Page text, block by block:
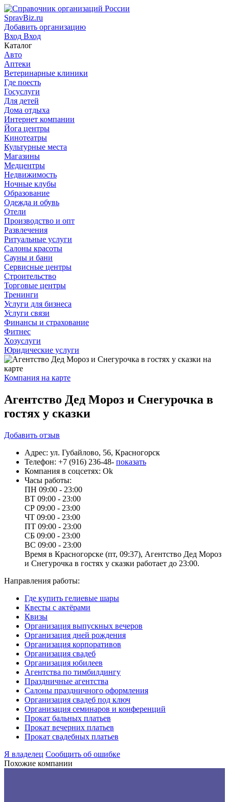
SpravBiz.ru
Добавить организацию
Вход Вход
Каталог
Авто
Аптеки
Ветеринарные клиники
Где поесть
Госуслуги
Для детей
Дома отдыха
Интернет компании
Йога центры
Кинотеатры
Культурные места
Магазины
Медцентры
Недвижимость
Ночные клубы
Образование
Одежда и обувь
Отели
Производство и опт
Развлечения
Ритуальные услуги
Салоны красоты
Сауны и бани
Сервисные центры
Строительство
Торговые центры
Тренинги
Услуги для бизнеса
Услуги связи
Финансы и страхование
Фитнес
Хозуслуги
Юридические услуги
Компания на карте
Агентство Дед Мороз и Снегурочка в
гостях у сказки
Добавить отзыв
Адрес: ул. Губайлово, 56, Красногорск
Телефон: +7 (916) 236-48- показать
Компания в соцсетях: Ok
Часы работы:
ПН 09:00 - 23:00
ВТ 09:00 - 23:00
СР 09:00 - 23:00
ЧТ 09:00 - 23:00
ПТ 09:00 - 23:00
СБ 09:00 - 23:00
ВС 09:00 - 23:00
Время в Красногорске (пт, 09:37), Агентство Дед Мороз
и Снегурочка в гостях у сказки работает до 23:00.
Направления работы:
Где купить гелиевые шары
Квесты с актёрами
Квизы
Организация выпускных вечеров
Организация дней рождения
Организация корпоративов
Организация свадеб
Организация юбилеев
Агентства по тимбилдингу
Праздничные агентства
Салоны праздничного оформления
Организация свадеб под ключ
Организация семинаров и конференций
Прокат бальных платьев
Прокат вечерних платьев
Прокат свадебных платьев
Я владелец Сообщить об ошибке
Похожие компании